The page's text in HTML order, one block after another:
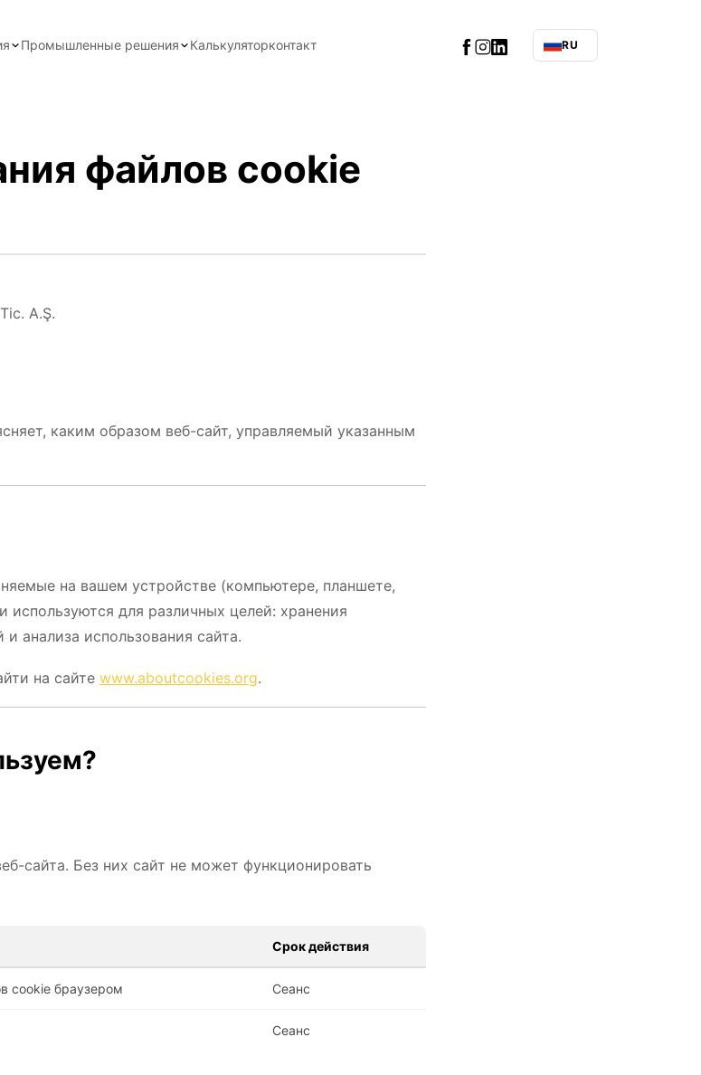
Промышленные решения Калькуляторконтакт RU
файлов cookie
A.Ş.
каким образом веб-сайт, управляемый указанным
на вашем устройстве (компьютере, планшете,
для различных целей: хранения
анализа использования сайта.
на сайте www.aboutcookies.org.
сайта. Без них сайт не может функционировать
Срок действия
cookie браузером Сеанс
Сеанс